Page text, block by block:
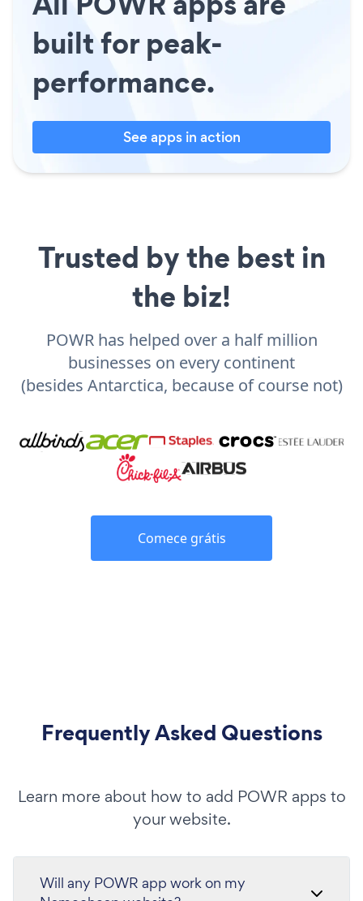
built for peak-
performance.
See apps in action
Trusted by the best in
the biz!
POWR has helped over a half million
businesses on every continent
(besides Antarctica, because of course not)
Comece grátis
Frequently Asked Questions
Learn more about how to add POWR apps to
your website.
Will any POWR app work on my